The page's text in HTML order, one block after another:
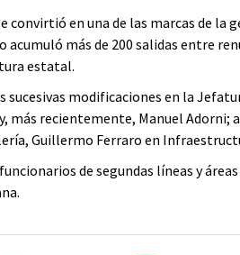
en una de las marcas de la
más de 200 salidas entre
estatal.
modificaciones en la
más recientemente, Manuel Adorni;
Guillermo Ferraro en
de segundas líneas y